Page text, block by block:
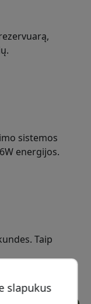
sistemos
energijos.
Taip
slapukus